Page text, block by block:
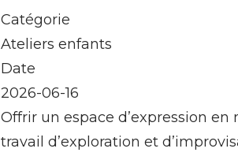
Catégorie
Ateliers enfants
Date
2026-06-16
Offrir un espace d’expression
travail d’exploration et